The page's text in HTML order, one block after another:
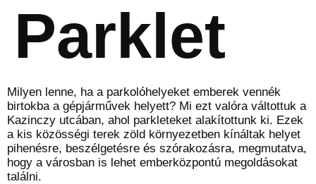
Parklet
Milyen lenne, ha a parkolóhelyeket emberek vennék
birtokba a gépjárművek helyett? Mi ezt valóra váltottuk a
Kazinczy utcában, ahol parkleteket alakítottunk ki. Ezek
a kis közösségi terek zöld környezetben kínáltak helyet
pihenésre, beszélgetésre és szórakozásra, megmutatva,
hogy a városban is lehet emberközpontú megoldásokat
találni.